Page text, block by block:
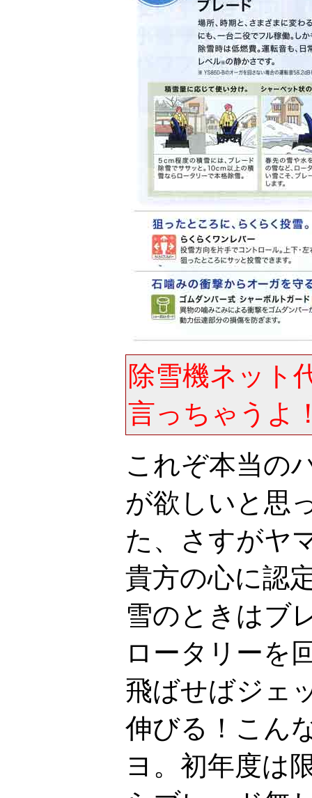
除雪機ネット
言っちゃうよ
これぞ本当の
が欲しいと思
た、さすがヤ
貴方の心に認
雪のときはブ
ロータリーを
飛ばせばジェ
伸びる！こん
ヨ。初年度は